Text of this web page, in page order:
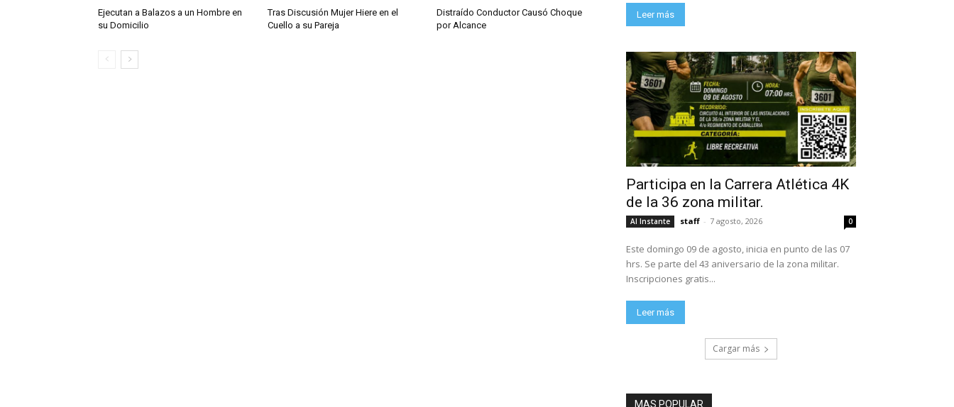
Ejecutan a Balazos a un Hombre en
su Domicilio
Tras Discusión Mujer Hiere en el
Cuello a su Pareja
Distraído Conductor Causó Choque
por Alcance
Leer más
Participa en la Carrera Atlética 4K
de la 36 zona militar.
Al Instante staff - 7 agosto, 2026 0
Este domingo 09 de agosto, inicia en punto de las 07
hrs. Se parte del 43 aniversario de la zona militar.
Inscripciones gratis...
Leer más
Cargar más
MAS POPULAR